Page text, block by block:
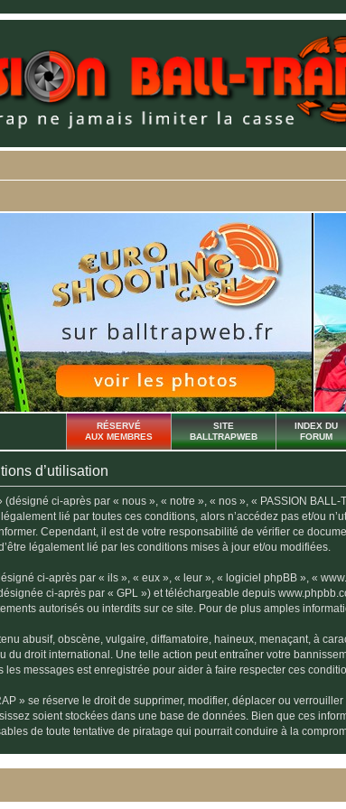
RÉSERVÉ
AUX MEMBRES
SITE
BALLTRAPWEB
INDEX DU
FORUM
d’utilisation
(désigné ci-après par « nous », « notre », « nos », « PASSION
lié par toutes ces conditions, alors n’accédez pas et/ou
Cependant, il est de votre responsabilité de vérifier ce
légalement lié par les conditions mises à jour et/ou modifiées.
ci-après par « ils », « eux », « leur », « logiciel phpBB », «
ci-après par « GPL ») et téléchargeable depuis
autorisés ou interdits sur ce site. Pour de plus amples
abusif, obscène, vulgaire, diffamatoire, haineux, menaçant, à
du droit international. Une telle action peut entraîner votre
les messages est enregistrée pour aider à faire respecter ces
» se réserve le droit de supprimer, modifier, déplacer ou
soient stockées dans une base de données. Bien que ces
de toute tentative de piratage qui pourrait conduire à la